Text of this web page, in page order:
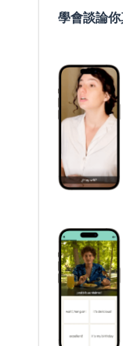
學會談論